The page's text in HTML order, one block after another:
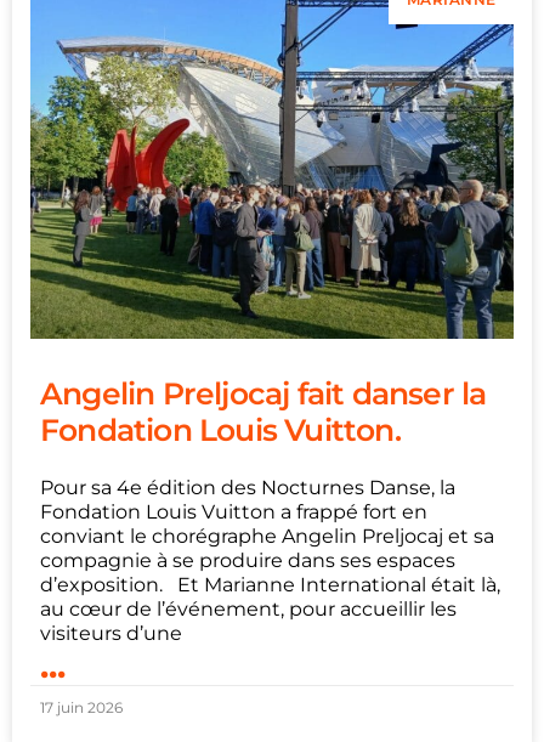
Angelin Preljocaj fait danser la
Fondation Louis Vuitton.
Pour sa 4e édition des Nocturnes Danse, la
Fondation Louis Vuitton a frappé fort en
conviant le chorégraphe Angelin Preljocaj et sa
compagnie à se produire dans ses espaces
d’exposition. Et Marianne International était là,
au cœur de l’événement, pour accueillir les
visiteurs d’une
...
17 juin 2026